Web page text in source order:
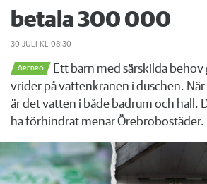
betala 300 000
30 JULI KL 08:30
ÖREBRO
Ett barn med särskilda
vrider på vattenkranen i duschen.
är det vatten i både badrum och hall.
ha förhindrat menar Örebrobostäder.